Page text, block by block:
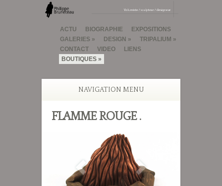
ACTU BIOGRAPHIE
EXPOSITIONS
GALERIES
DESIGN
TRIPALIUM
CONTACT
VIDEO
LIENS
BOUTIQUES
NAVIGATION MENU
FLAMME ROUGE .